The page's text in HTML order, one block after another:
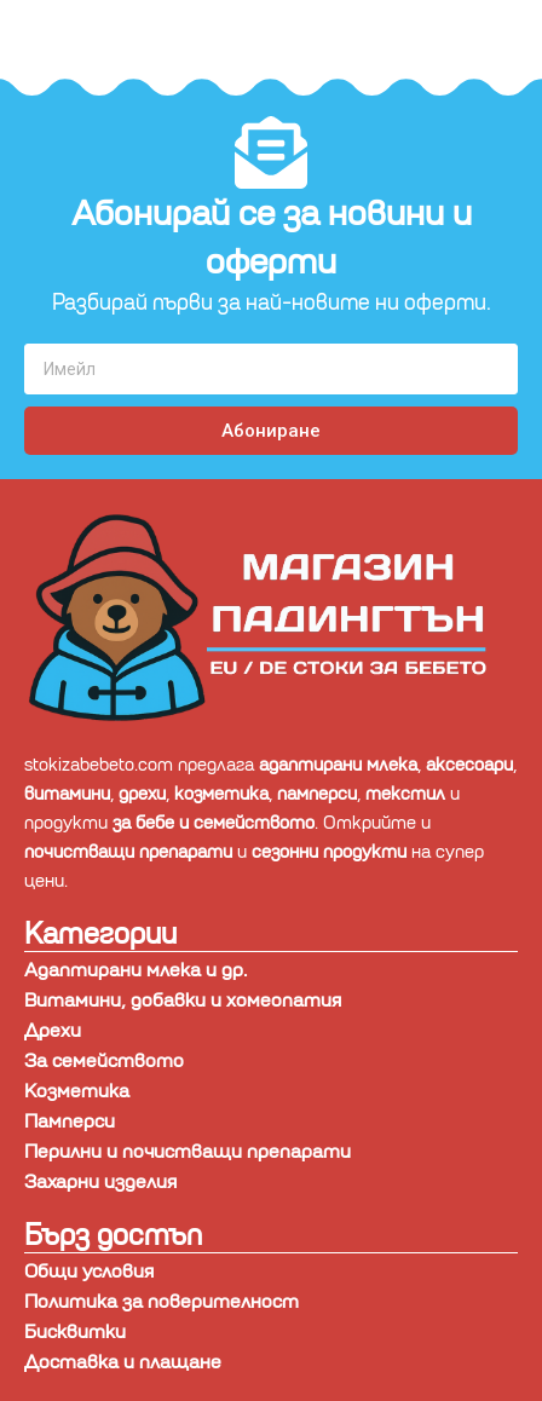
Абонирай се за новини и
оферти​
Разбирай първи за най-новите ни оферти.
Абониране
stokizabebeto.com предлагаадаптирани млека, аксесоари,
витамини, дрехи, козметика, памперси, текстил и
продукти за бебе и семейството. Открийте и
почистващи препарати и сезонни продукти на супер
цени.
Категории
Адаптирани млека и др.
Витамини, добавки и хомеопатия
Дрехи
За семейството
Козметика
Памперси
Перилни и почистващи препарати
Захарни изделия
Бърз достъп
Общи условия
Политика за поверителност
Бисквитки
Доставка и плащане